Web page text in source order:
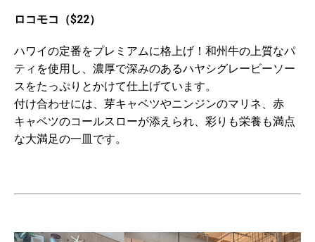
ロコモコ（$22）
ハワイの定番をプレミアムに格上げ！和州牛の上質なパ
ティを使用し、濃厚で深みのあるハヤシグレービーソー
スをたっぷりとかけて仕上げています。
付け合わせには、芽キャベツやニンジンのマリネ、赤
キャベツのコールスローが添えられ、彩りも栄養も満点
な大満足の一皿です。